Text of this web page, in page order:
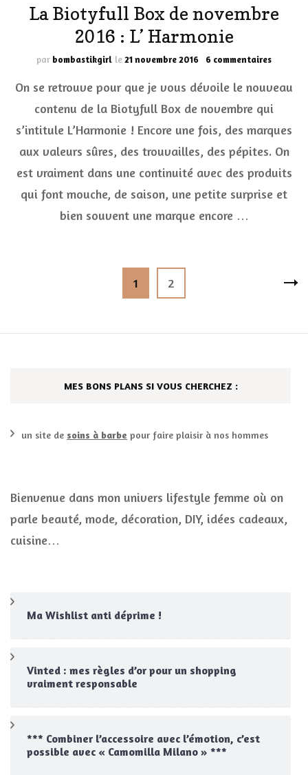
La Biotyfull Box de novembre
2016 : L’ Harmonie
par bombastikgirl le21 novembre 2016 6 commentairessur
de
:
L’
On se retrouve pour que je vous dévoile le nouveau
contenu de la Biotyfull Box de novembre qui
s’intitule L’Harmonie ! Encore une fois, des marques
aux valeurs sûres, des trouvailles, des pépites. On
est vraiment dans une continuité avec des produits
qui font mouche, de saison, une petite surprise et
bien souvent une marque encore …
Page
1 Page
2
MES BONS PLANS SI VOUS CHERCHEZ :
un site de soins à barbe pour faire plaisir à nos hommes
Bienvenue dans mon univers lifestyle femme où on
parle beauté, mode, décoration, DIY, idées cadeaux,
cuisine…
Ma Wishlist anti déprime !
Vinted : mes règles d’or pour un shopping
vraiment responsable
*** Combiner l’accessoire avec l’émotion, c’est
possible avec « Camomilla Milano » ***